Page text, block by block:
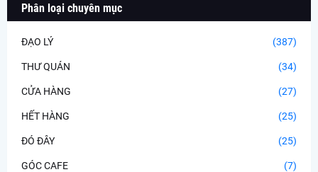
Phân loại chuyên mục
ĐẠO LÝ (387)
THƯ QUÁN (34)
CỬA HÀNG (27)
HẾT HÀNG (25)
ĐÓ ĐÂY (25)
GÓC CAFE (7)